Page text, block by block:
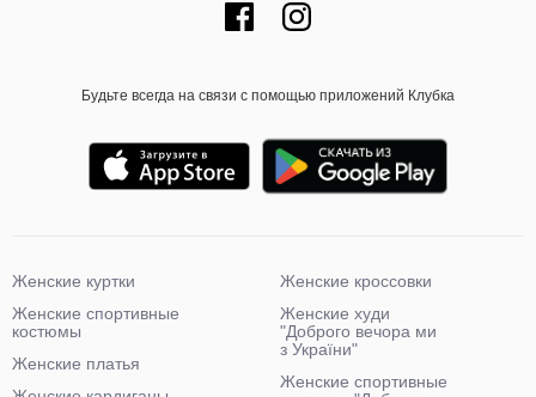
Будьте всегда на связи с помощью приложений Клубка
Женские куртки
Женские спортивные
костюмы
Женские платья
Женские кроссовки
Женские худи
"Доброго вечора ми
з України"
Женские спортивные